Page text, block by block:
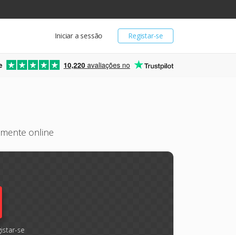
Registar-se
Iniciar a sessão
10,220 avaliações no
online
se